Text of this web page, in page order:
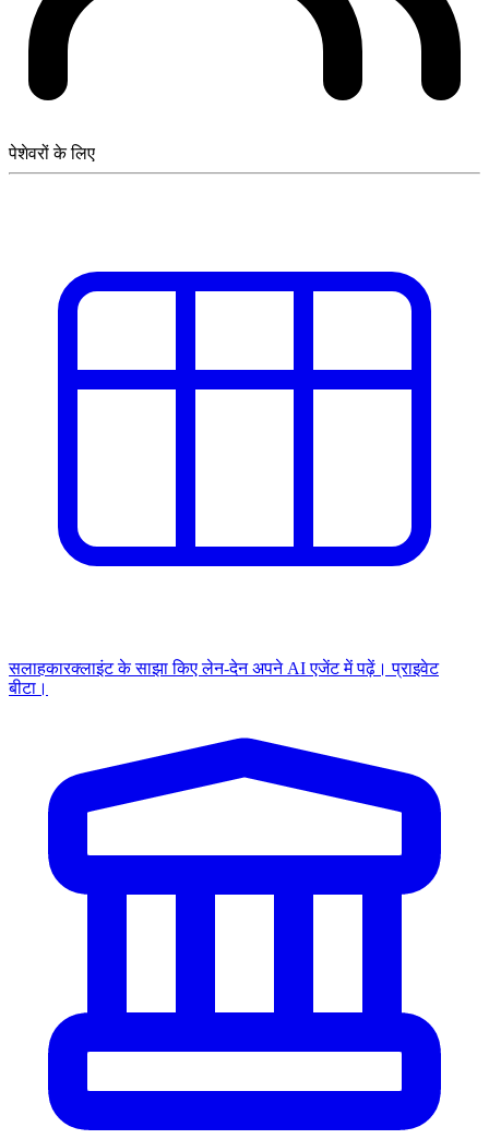
पेशेवरों के लिए
सलाहकारक्लाइंट के साझा किए लेन-देन अपने AI एजेंट में पढ़ें। प्राइवेट
बीटा।